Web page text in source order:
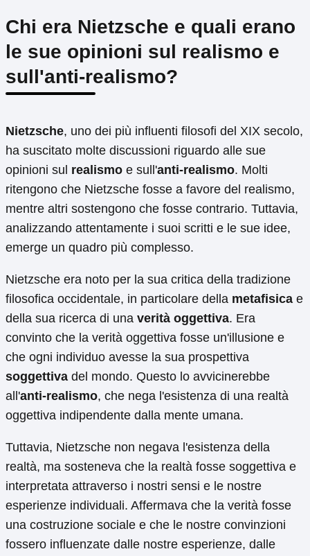
Chi era Nietzsche e quali erano
le sue opinioni sul realismo e
sull'anti-realismo?
Nietzsche, uno dei più influenti filosofi del XIX secolo,
ha suscitato molte discussioni riguardo alle sue
opinioni sul realismo e sull'anti-realismo. Molti
ritengono che Nietzsche fosse a favore del realismo,
mentre altri sostengono che fosse contrario. Tuttavia,
analizzando attentamente i suoi scritti e le sue idee,
emerge un quadro più complesso.
Nietzsche era noto per la sua critica della tradizione
filosofica occidentale, in particolare della metafisica e
della sua ricerca di una verità oggettiva. Era
convinto che la verità oggettiva fosse un'illusione e
che ogni individuo avesse la sua prospettiva
soggettiva del mondo. Questo lo avvicinerebbe
all'anti-realismo, che nega l'esistenza di una realtà
oggettiva indipendente dalla mente umana.
Tuttavia, Nietzsche non negava l'esistenza della
realtà, ma sosteneva che la realtà fosse soggettiva e
interpretata attraverso i nostri sensi e le nostre
esperienze individuali. Affermava che la verità fosse
una costruzione sociale e che le nostre convinzioni
fossero influenzate dalle nostre esperienze, dalle